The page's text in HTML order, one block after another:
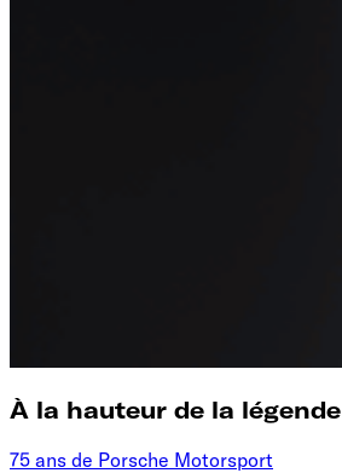
À la hauteur de la légende
75 ans de Porsche Motorsport